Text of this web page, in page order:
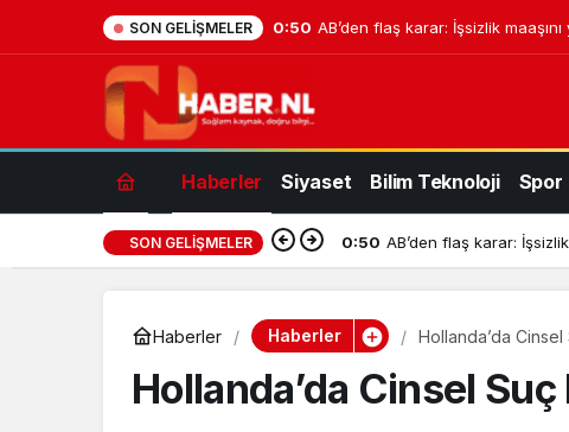
SON GELIŞMELER 0:50 AB’den flaş karar: İşsizlik maaşını
Haberler Siyaset Bilim Teknoloji Spor
SON GELIŞMELER 0:50 AB’den flaş karar: İşsizlik
Haberler Haberler Hollanda’da
Hollanda’da Cinsel